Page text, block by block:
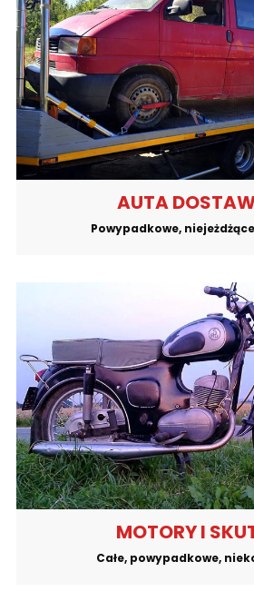
AUTA
Powypadkowe,
MOTORY I
Całe, powypadkowe,